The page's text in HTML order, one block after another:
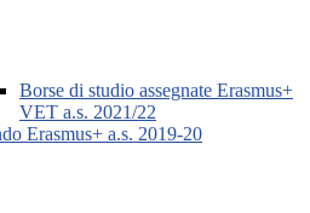
Borse di studio assegnate Erasmus+
VET a.s. 2021/22
Erasmus+ a.s. 2019-20